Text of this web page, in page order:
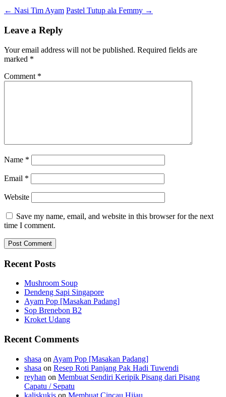
← Nasi Tim Ayam Pastel Tutup ala Femmy →
Leave a Reply
Your email address will not be published. Required fields are
marked *
Comment *
Name *
Email *
Website
Save my name, email, and website in this browser for the next
time I comment.
Recent Posts
Mushroom Soup
Dendeng Sapi Singapore
Ayam Pop [Masakan Padang]
Sop Brenebon B2
Kroket Udang
Recent Comments
shasa on Ayam Pop [Masakan Padang]
shasa on Resep Roti Panjang Pak Hadi Tuwendi
reyhan on Membuat Sendiri Keripik Pisang dari Pisang
Capatu / Sepatu
kaliskukis on Membuat Cincau Hijau